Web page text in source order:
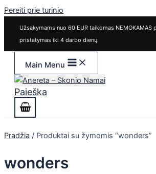
Pereiti prie turinio
Užsakymams nuo 60 EUR taikomas NEMOKAMAS
pristatymas iki 4 darbo dienų.
Main Menu
Paieška
Pradžia / Produktai su žymomis “wonders”
wonders